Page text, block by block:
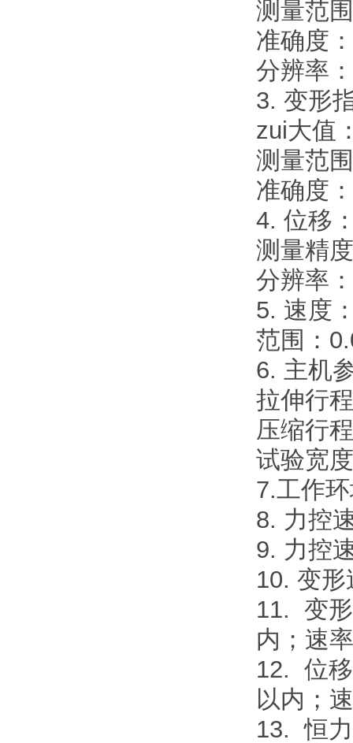
测量范
准确度
分辨率
3. 变形
zui大值
测量范
准确度
4. 位移
测量精
分辨率
5. 速度
范围：
6. 主机
拉伸行
压缩行
试验宽
7.工作
8. 力控
9. 力控
10. 变
11. 变
内；速
12. 位
以内；
13. 恒